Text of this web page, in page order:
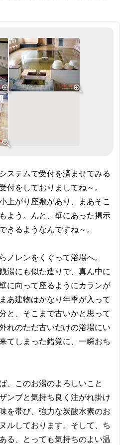
ステムで受付を済ませてみる
付をしておりましてね～。
上がり座敷があり、まあそこ
よう。んと、壁にあった掲示
きるようなんですね～。
レンをくぐって浴場へ。
湯にも似た造りで、真ん中に
に向って座るようにカランが
あ建物はかなり年季が入って
と、そこまで古いかと思って
れのただ古いだけの浴場にい
てしまった錯覚に、一瞬おち
、このお湯のよろしいこと
ンブと気持ち良く注がれ掛け
を帯び、強力な炭酸水素のお
ルしております。そして、ち
る、とっても気持ちのよい温